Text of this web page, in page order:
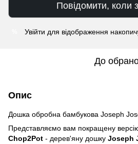
Повідомити, коли
Увійти для відображення
До
Опис
Дошка обробна бамбукова Joseph
Представляємо вам покращену
Chop2Pot - дерев'яну дошку Joseph